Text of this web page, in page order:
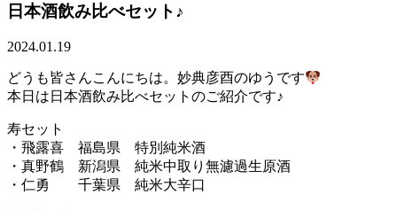
日本酒飲み比べセット♪
2024.01.19
どうも皆さんこんにちは。妙典彦酉のゆうです
本日は日本酒飲み比べセットのご紹介です♪
寿セット
・飛露喜 福島県 特別純米酒
・真野鶴 新潟県 純米中取り無濾過生原酒
・仁勇 千葉県 純米大辛口